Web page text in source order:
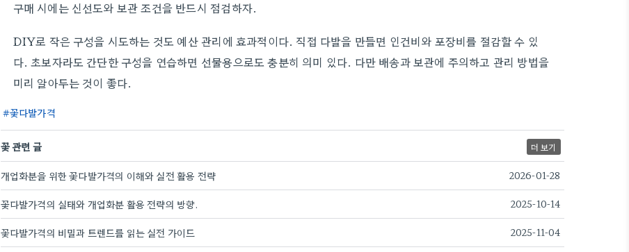
구매 시에는 신선도와 보관 조건을 반드시 점검하자.
DIY로 작은 구성을 시도하는 것도 예산 관리에 효과적이다. 직접 다발을 만들면 인건비와 포장비를 절감할 수 있
다. 초보자라도 간단한 구성을 연습하면 선물용으로도 충분히 의미 있다. 다만 배송과 보관에 주의하고 관리 방법을
미리 알아두는 것이 좋다.
꽃다발가격
꽃 관련 글 더 보기
개업화분을 위한 꽃다발가격의 이해와 실전 활용 전략 2026-01-28
꽃다발가격의 실태와 개업화분 활용 전략의 방향. 2025-10-14
꽃다발가격의 비밀과 트렌드를 읽는 실전 가이드 2025-11-04